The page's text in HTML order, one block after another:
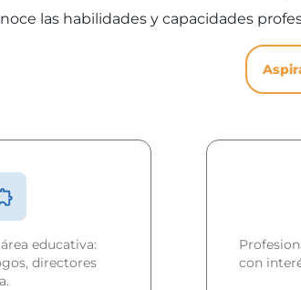
las habilidades y capacidades
educativa:
directores
con